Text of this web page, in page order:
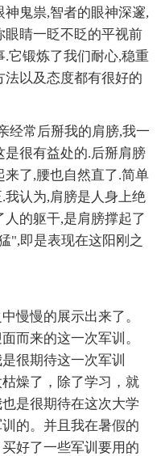
鬼祟,智者的眼神深邃,
眼睛一眨不眨的平视前
它锻炼了我们耐心,稳重
法以及态度都有很好的
经常后掰我的肩膀,我一
是很有益处的.后掰肩膀
了,腰也自然直了.简单
我认为,肩膀是人身上绝
的躯干,是肩膀撑起了
",即是表现在这阳刚之
慢慢的展示出来了。
而来的这一次军训。
很期待这一次军训
燥了，除了学习，就
是很期待在这次大学
的。并且我在暑假的
好了一些军训要用的